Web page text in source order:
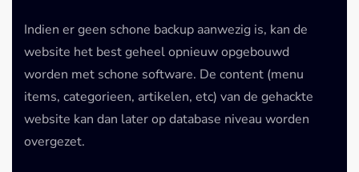
Indien er geen schone backup aanwezig is, kan de
website het best geheel opnieuw opgebouwd
worden met schone software. De content (menu
items, categorieen, artikelen, etc) van de gehackte
website kan dan later op database niveau worden
overgezet.